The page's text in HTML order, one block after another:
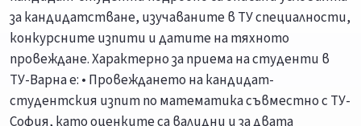
за кандидатстване, изучаваните в ТУ специалности,
конкурсните изпити и датите на тяхното
провеждане. Характерно за приема на студенти в
ТУ-Варна е: • Провеждането на кандидат-
студентския изпит по математика съвместно с ТУ-
София, като оценките са валидни и за двата